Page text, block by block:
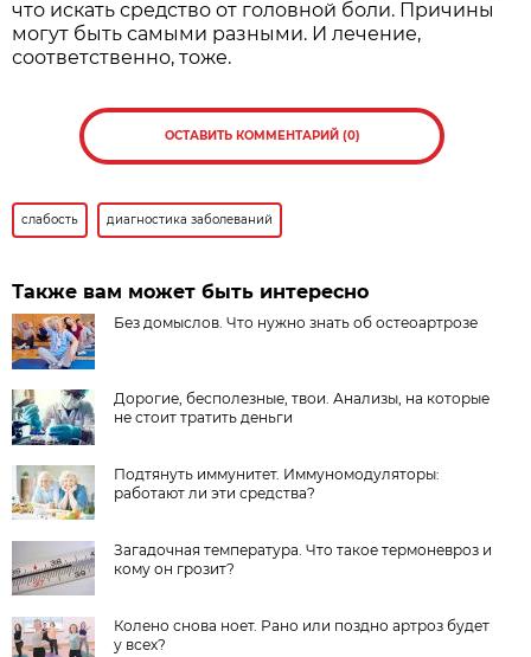
что искать средство от головной боли. Причины
могут быть самыми разными. И лечение,
соответственно, тоже.
ОСТАВИТЬ КОММЕНТАРИЙ (0)
слабость диагностика заболеваний
Также вам может быть интересно
Без домыслов. Что нужно знать об остеоартрозе
Дорогие, бесполезные, твои. Анализы, на которые
не стоит тратить деньги
Подтянуть иммунитет. Иммуномодуляторы:
работают ли эти средства?
Загадочная температура. Что такое термоневроз и
кому он грозит?
Колено снова ноет. Рано или поздно артроз будет
у всех?